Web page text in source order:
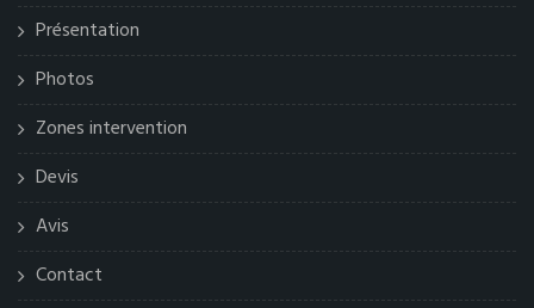
Présentation
Photos
Zones intervention
Devis
Avis
Contact